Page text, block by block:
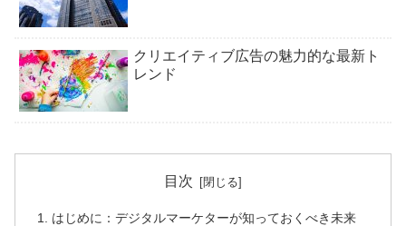
クリエイティブ広告の魅力的な最新ト
レンド
目次
はじめに：デジタルマーケターが知っておくべき未来